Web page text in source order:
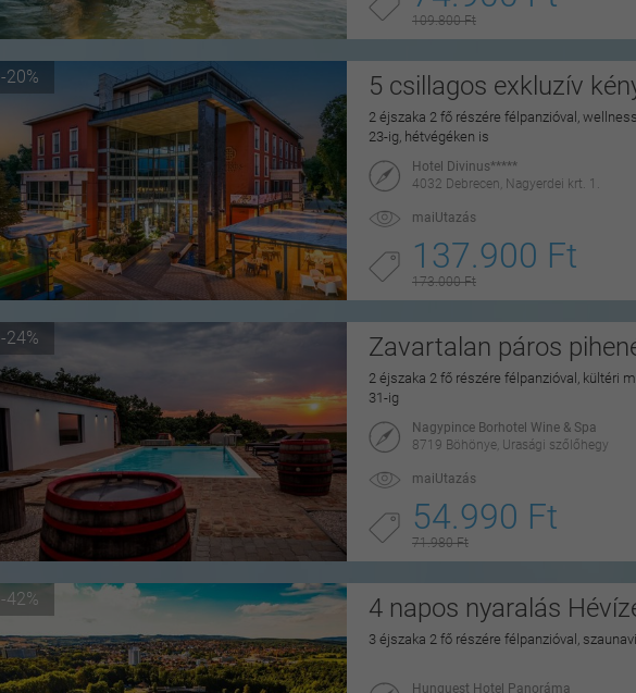
109.800 Ft
-20% 5 csillagos exkluzív
2 éjszaka 2 fő részére félpanzióval,
23-ig, hétvégéken is
Hotel Divinus*****
4032 Debrecen, Nagyerdei krt. 1.
maiUtazás
137.900 Ft
173.000 Ft
-24% Zavartalan páros
2 éjszaka 2 fő részére félpanzióval, kültéri
31-ig
Nagypince Borhotel Wine & Spa
8719 Böhönye, Urasági szőlőhegy
maiUtazás
54.990 Ft
71.980 Ft
-42% 4 napos nyaralás
3 éjszaka 2 fő részére félpanzióval,
Hunguest Hotel Panoráma